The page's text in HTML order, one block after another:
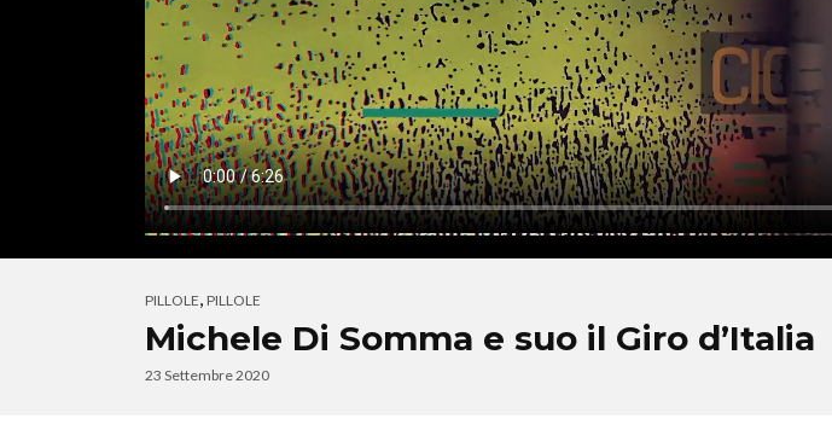
PILLOLE, PILLOLE
Michele Di Somma e suo il Giro d’Italia
23 Settembre 2020